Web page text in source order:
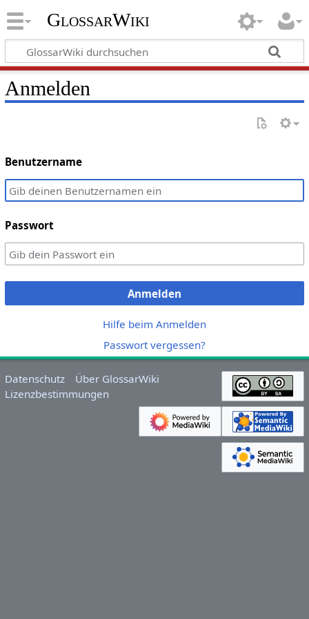
GlossarWiki
Anmelden
Benutzername
Passwort
Anmelden
Hilfe beim Anmelden
Passwort vergessen?
Datenschutz
Über GlossarWiki
Lizenzbestimmungen